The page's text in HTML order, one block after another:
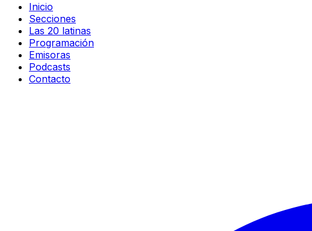
Inicio
Secciones
Las 20 latinas
Programación
Emisoras
Podcasts
Contacto